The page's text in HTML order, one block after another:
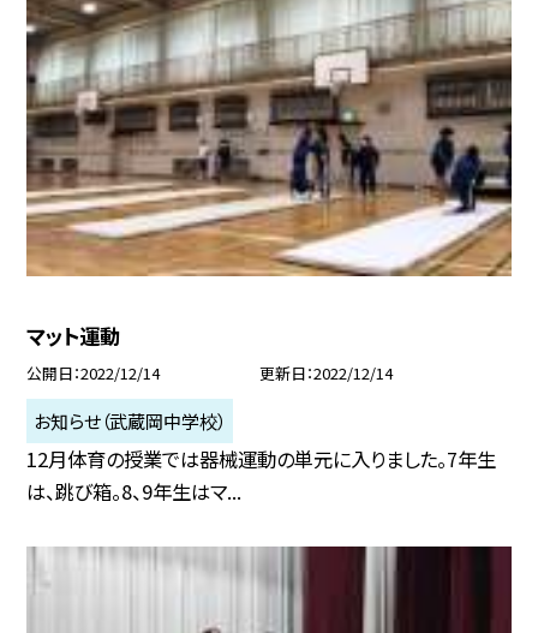
マット運動
公開日 2022/12/14 更新日 2022/12/14
お知らせ（武蔵岡中学校）
12月体育の授業では器械運動の単元に入りました。7年生
は、跳び箱。8、9年生はマ...